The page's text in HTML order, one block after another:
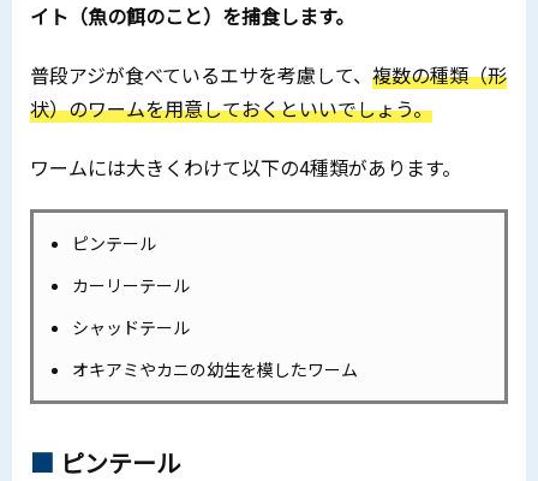
イト（魚の餌のこと）を捕食します。
普段アジが食べているエサを考慮して、 複数の種類（形
状）のワームを用意しておくといいでしょう。
ワームには大きくわけて以下の4種類があります。
ピンテール
カーリーテール
シャッドテール
オキアミやカニの幼生を模したワーム
ピンテール